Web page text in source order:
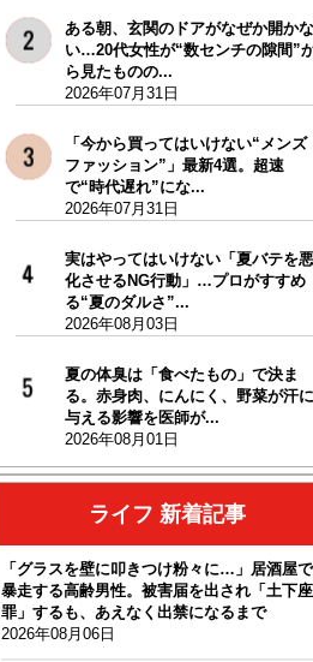
ある朝、玄関のドアがなぜか開かな
い…20代女性が“数センチの隙間”
ら見たものの...
2026年07月31日
「今から買ってはいけない“メンズ
ファッション”」最新4選。超速
で“時代遅れ”にな...
2026年07月31日
実はやってはいけない「夏バテを悪
化させるNG行動」…プロがすすめ
る“夏のダルさ”...
2026年08月03日
夏の体臭は「食べたもの」で決ま
る。赤身肉、にんにく、野菜が汗に
与える影響を医師が...
2026年08月01日
ライフ 新着記事
「グラスを壁に叩きつけ粉々に…」居酒屋
暴走する高齢男性。被害届を出され「土下
罪」するも、あえなく出禁になるまで
2026年08月06日